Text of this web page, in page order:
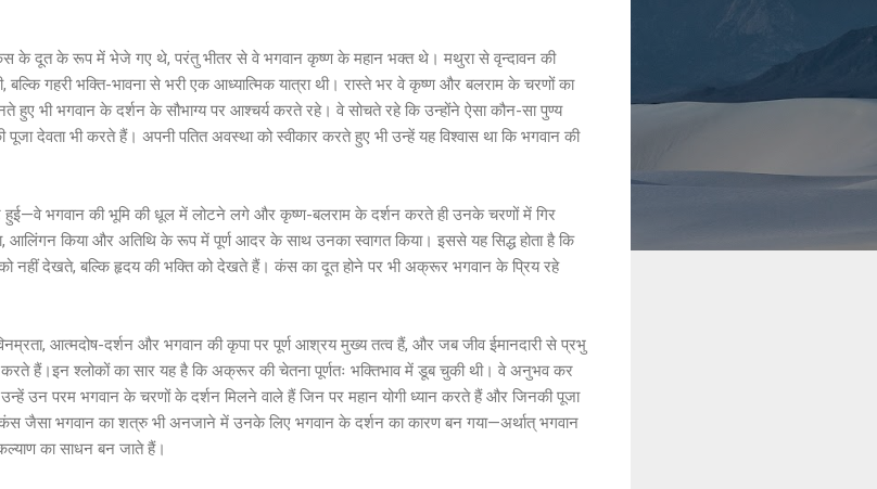
के दूत के रूप में भेजे गए थे, परंतु भीतर से वे भगवान कृष्ण के महान भक्त थे। मथुरा से वृन्दावन की
गहरी भक्ति-भावना से भरी एक आध्यात्मिक यात्रा थी। रास्ते भर वे कृष्ण और बलराम के चरणों का
भी भगवान के दर्शन के सौभाग्य पर आश्चर्य करते रहे। वे सोचते रहे कि उन्होंने ऐसा कौन-सा पुण्य
देवता भी करते हैं। अपनी पतित अवस्था को स्वीकार करते हुए भी उन्हें यह विश्वास था कि भगवान की
भगवान की भूमि की धूल में लोटने लगे और कृष्ण-बलराम के दर्शन करते ही उनके चरणों में गिर
आलिंगन किया और अतिथि के रूप में पूर्ण आदर के साथ उनका स्वागत किया। इससे यह सिद्ध होता है कि
को नहीं देखते, बल्कि हृदय की भक्ति को देखते हैं। कंस का दूत होने पर भी अक्रूर भगवान के प्रिय रहे
आत्मदोष-दर्शन और भगवान की कृपा पर पूर्ण आश्रय मुख्य तत्व हैं, और जब जीव ईमानदारी से प्रभु
करते हैं।इन श्लोकों का सार यह है कि अक्रूर की चेतना पूर्णतः भक्तिभाव में डूब चुकी थी। वे अनुभव कर
उन परम भगवान के चरणों के दर्शन मिलने वाले हैं जिन पर महान योगी ध्यान करते हैं और जिनकी पूजा
कंस जैसा भगवान का शत्रु भी अनजाने में उनके लिए भगवान के दर्शन का कारण बन गया—अर्थात् भगवान
का साधन बन जाते हैं।